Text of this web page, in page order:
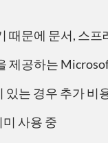
때문에 문서, 스
제공하는
는 경우 추가 비
사용 중